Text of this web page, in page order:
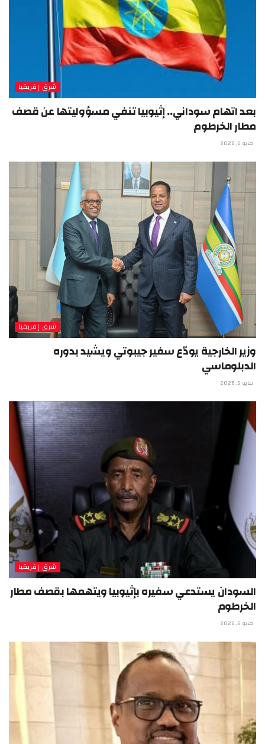
شرق إفريقيا
بعد اتهام سوداني.. إثيوبيا تنفي مسؤوليتها عن قصف
مطار الخرطوم
مايو 6, 2026
شرق إفريقيا
وزير الخارجية يودّع سفير جيبوتي ويشيد بدوره
الدبلوماسي
مايو 5, 2026
شرق إفريقيا
السودان يستدعي سفيره بإثيوبيا ويتهمها بقصف مطار
الخرطوم
مايو 5, 2026